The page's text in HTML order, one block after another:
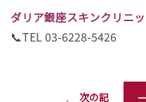
ダリア銀座スキンクリニ
📞TEL 03-6228-5426
次の記